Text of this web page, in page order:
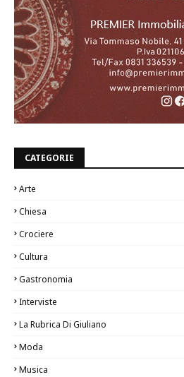
CATEGORIE
Arte
Chiesa
Crociere
Cultura
Gastronomia
Interviste
La Rubrica Di Giuliano
Moda
Musica